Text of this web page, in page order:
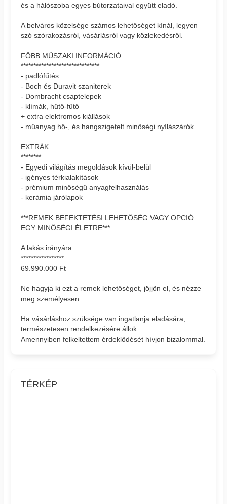
és a hálószoba egyes bútorzataival együtt eladó.
A belváros közelsége számos lehetőséget kínál, legyen
szó szórakozásról, vásárlásról vagy közlekedésről.
FŐBB MŰSZAKI INFORMÁCIÓ
*******************************
- padlófűtés
- Boch és Duravit szaniterek
- Dombracht csaptelepek
- klímák, hűtő-fűtő
+ extra elektromos kiállások
- műanyag hő-, és hangszigetelt minőségi nyílászárók
EXTRÁK
********
- Egyedi világítás megoldások kívül-belül
- igényes térkialakítások
- prémium minőségű anyagfelhasználás
- kerámia járólapok
***REMEK BEFEKTETÉSI LEHETŐSÉG VAGY OPCIÓ
EGY MINŐSÉGI ÉLETRE***.
A lakás irányára
*****************
69.990.000 Ft
Ne hagyja ki ezt a remek lehetőséget, jöjjön el, és nézze
meg személyesen
Ha vásárláshoz szüksége van ingatlanja eladására,
természetesen rendelkezésére állok.
Amennyiben felkeltettem érdeklődését hívjon bizalommal.
TÉRKÉP